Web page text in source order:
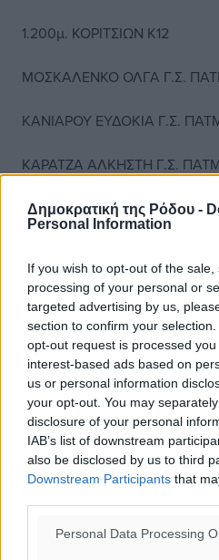
Δημοκρατική της Ρόδου -
Personal Information
If you wish to opt-out of the
processing of your personal or
targeted advertising by us,
section to confirm your
opt-out request is processed
interest-based ads based on
us or personal information
your opt-out. You may
disclosure of your personal
IAB’s list of downstream
also be disclosed by us to third
Downstream Participants that
Personal Data Processing
1.200μ. ΚΟΡΙΤΣΙΩΝ Κ12
ΜΟΣΚΑΛΕΝΚΟ ΟΛΓΑ Γ.Σ.
ΚΑΝΙΑΡΟΥ ΕΥΔΟΚΙΑ Γ.Σ.
ΚΑΡΑΤΖΑ ΑΛΚΗΣΤΗ Γ.Σ.
ΧΑΛΚΙΤΗ ΚΑΛΛΙΟΠΗ
2000 5’05”00 4
ΦΡΟΚΟΥ ΕΜΙΛΥ Γ.Σ. ΠΑΤΜΟΥ
ΨΑΡΟΥΔΑΚΗ ΔΑΝΑΗ ΓΣΝ
ΜΕΤΖΟΓΙΑΝΝΑΚΗ
5’31”00 7
ΓΑΜΠΙΕΡΑΚΗ ΜΑΡΙΑΛΕΝΑ
5’37”00 8
ΣΚΑΡΠΑ ΙΟΥΛΙΑ Γ.Σ. ΠΑΤΜΟΥ
ΖΑΡΑΜΠΟΥΚΑ ΜΑΡΙΑ